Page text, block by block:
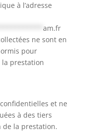
à l’adresse
am.fr
ne sont en
pour
la prestation
et ne
à des tiers
de la prestation.